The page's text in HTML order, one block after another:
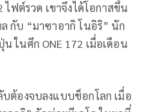
ฟต์รวด เขาจึงได้โอกาสขึ้น
กับ “มาซาอากิ โนอิริ” นัก
ในศึก ONE 172 เมื่อเดือน
บต้องจบลงแบบช็อกโลก เมื่อ